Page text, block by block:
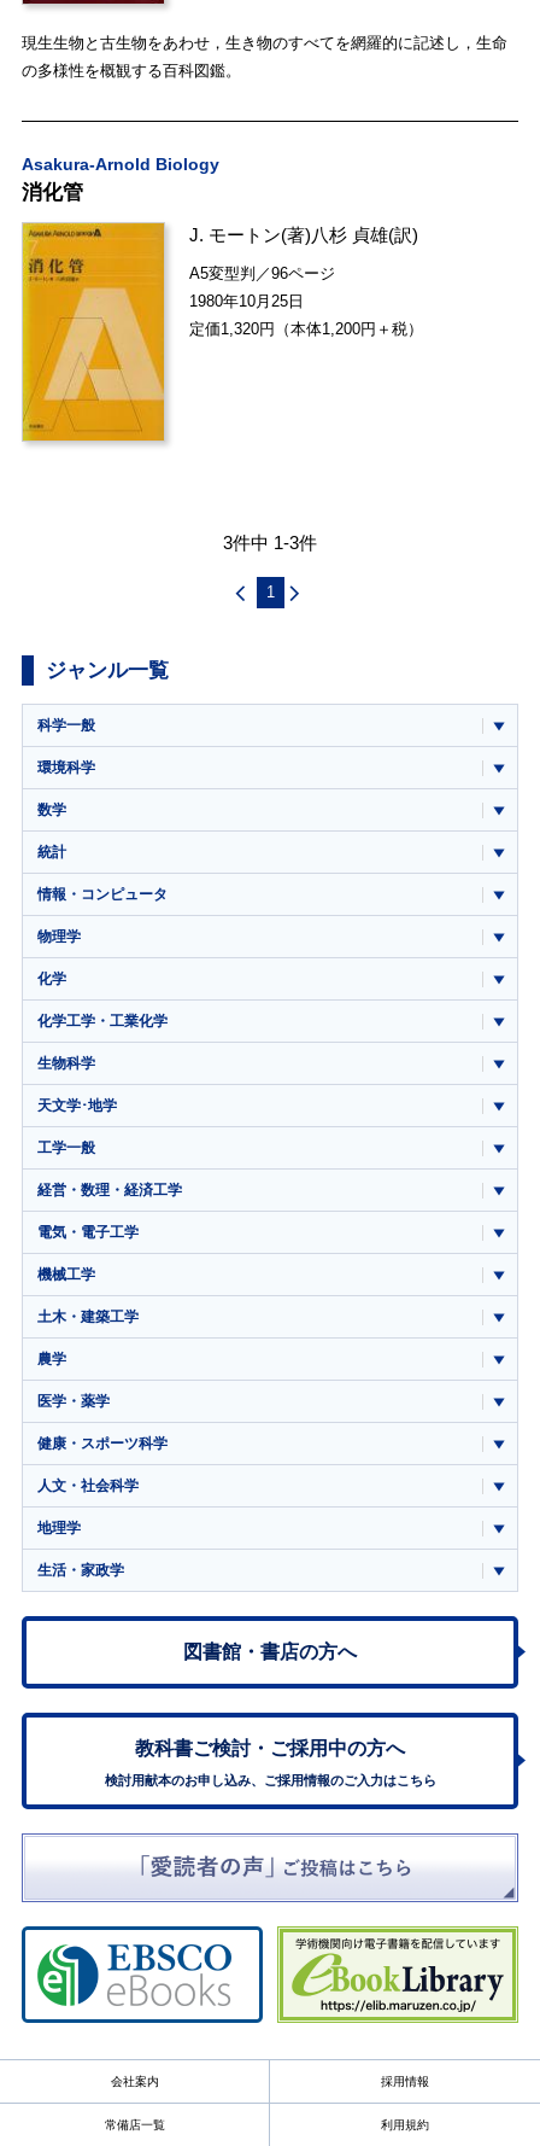
現生生物と古生物をあわせ，生き物のすべてを網羅的に記述し，生命
の多様性を概観する百科図鑑。
Asakura-Arnold Biology
消化管
J. モートン(著)八杉 貞雄(訳)
A5変型判／96ページ
1980年10月25日
定価1,320円（本体1,200円＋税）
3件中 1-3件
1
ジャンル一覧
科学一般
環境科学
数学
統計
情報・コンピュータ
物理学
化学
化学工学・工業化学
生物科学
天文学･地学
工学一般
経営・数理・経済工学
電気・電子工学
機械工学
土木・建築工学
農学
医学・薬学
健康・スポーツ科学
人文・社会科学
地理学
生活・家政学
図書館・書店の方へ
教科書ご検討・ ご採用中の方へ
検討用献本のお申し込み、ご採用情報のご入力はこちら
会社案内 採用情報
常備店一覧 利用規約